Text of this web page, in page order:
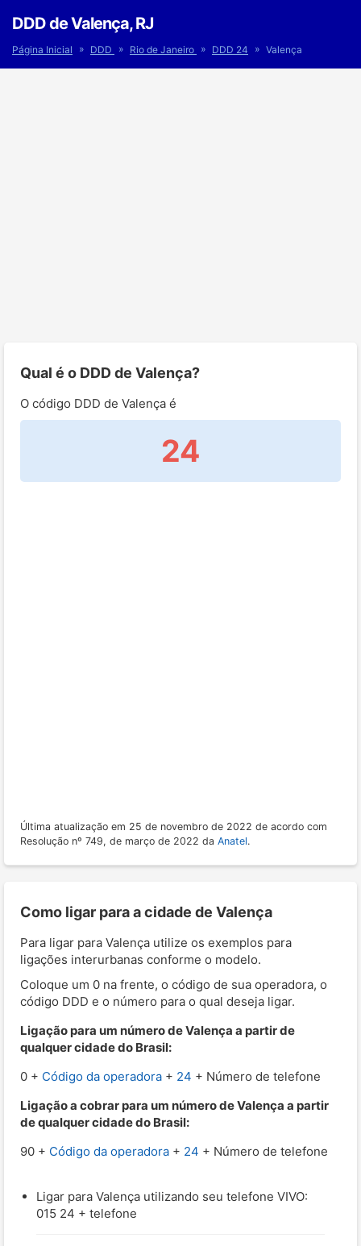
DDD de Valença, RJ
Página Inicial » DDD » Rio de Janeiro » DDD 24 » Valença
Qual é o DDD de Valença?
O código DDD de Valença é
24
Última atualização em 25 de novembro de 2022 de acordo com
Resolução nº 749, de março de 2022 da Anatel.
Como ligar para a cidade de Valença
Para ligar para Valença utilize os exemplos para
ligações interurbanas conforme o modelo.
Coloque um 0 na frente, o código de sua operadora, o
código DDD e o número para o qual deseja ligar.
Ligação para um número de Valença a partir de
qualquer cidade do Brasil:
0 + Código da operadora + 24 + Número de telefone
Ligação a cobrar para um número de Valença a partir
de qualquer cidade do Brasil:
90 + Código da operadora + 24 + Número de telefone
Ligar para Valença utilizando seu telefone VIVO:
015 24 + telefone